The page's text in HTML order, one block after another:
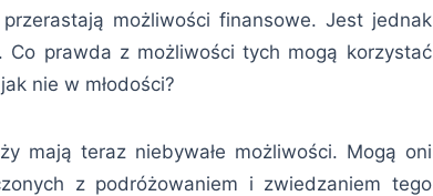
możliwości finansowe. Jest jednak
prawda z możliwości tych mogą korzystać
nie w młodości?
mają teraz niebywałe możliwości. Mogą oni
z podróżowaniem i zwiedzaniem tego